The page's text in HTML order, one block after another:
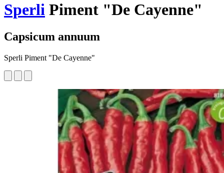
Sperli Piment "De Cayenne"
Capsicum annuum
Sperli Piment "De Cayenne"